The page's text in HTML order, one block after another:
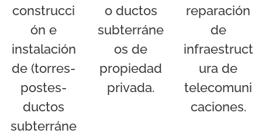
construcci
ón e
instalación
de (torres-
postes-
ductos
subterráne
o ductos
subterráne
os de
propiedad
privada.
reparación
de
infraestruct
ura de
telecomuni
caciones.